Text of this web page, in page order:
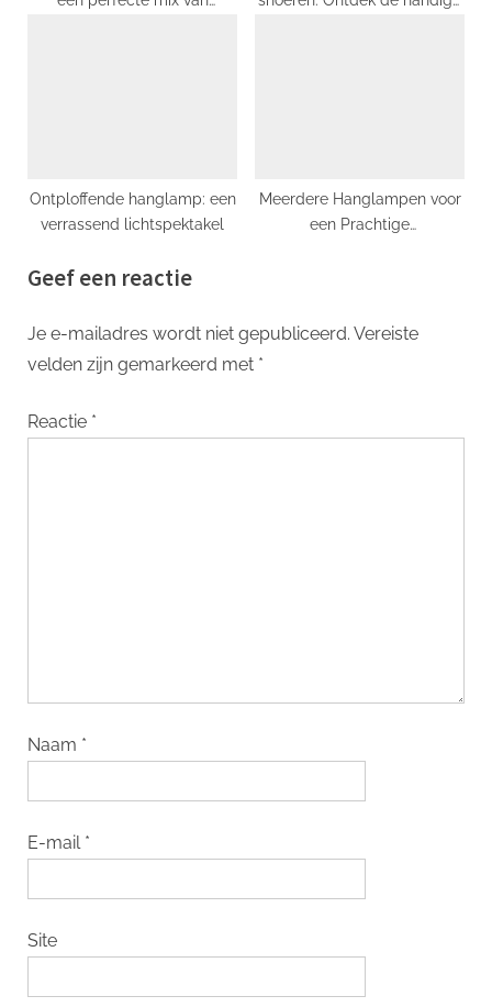
Ontploffende hanglamp: een
verrassend lichtspektakel
Meerdere Hanglampen voor
een Prachtige
Geef een reactie
Je e-mailadres wordt niet gepubliceerd. Vereiste
velden zijn gemarkeerd met *
Reactie *
Naam *
E-mail *
Site